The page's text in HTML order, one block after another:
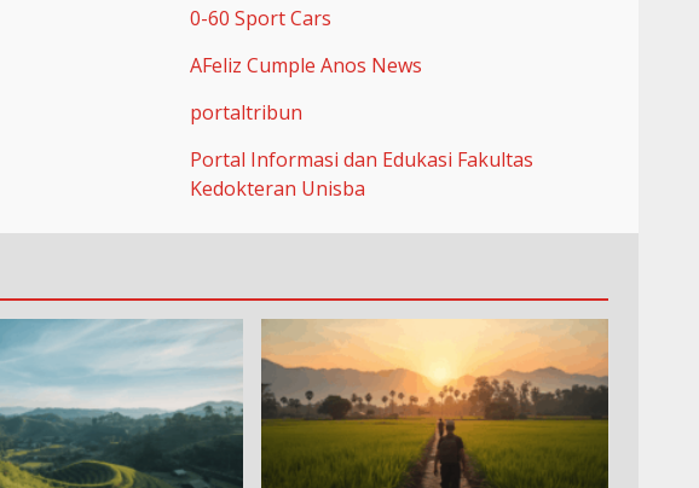
0-60 Sport Cars
AFeliz Cumple Anos News
portaltribun
Portal Informasi dan Edukasi Fakultas
Kedokteran Unisba